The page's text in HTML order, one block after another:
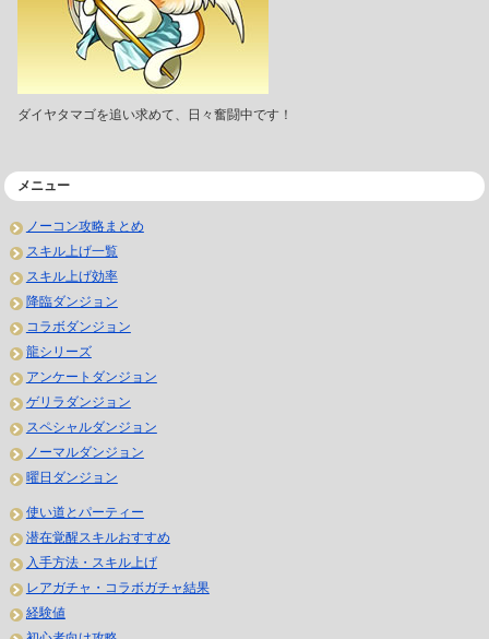
ダイヤタマゴを追い求めて、日々奮闘中です！
メニュー
ノーコン攻略まとめ
スキル上げ一覧
スキル上げ効率
降臨ダンジョン
コラボダンジョン
龍シリーズ
アンケートダンジョン
ゲリラダンジョン
スペシャルダンジョン
ノーマルダンジョン
曜日ダンジョン
使い道とパーティー
潜在覚醒スキルおすすめ
入手方法・スキル上げ
レアガチャ・コラボガチャ結果
経験値